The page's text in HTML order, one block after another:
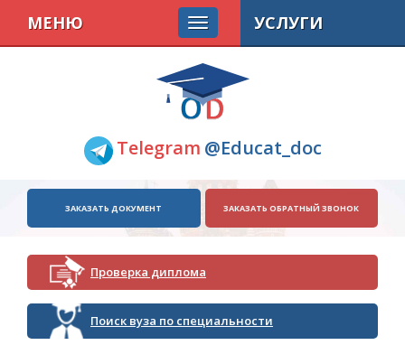
Telegram @Educat_doc
МЕНЮ
ЗАКАЗАТЬ ДОКУМЕНТ ЗАКАЗАТЬ ОБРАТНЫЙ ЗВОНОК
Проверка диплома
Поиск вуза по специальности
УСЛУГИ